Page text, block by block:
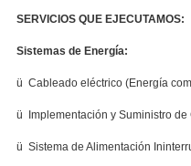
SERVICIOS QUE EJECUTAMOS:
Sistemas de Energía:
ü Cableado eléctrico (Energía
ü Implementación y Suministro de
ü Sistema de Alimentación